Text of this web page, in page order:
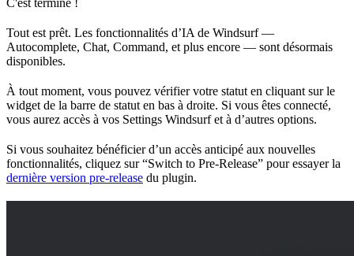
Tout est prêt. Les fonctionnalités d’IA de Windsurf —
Autocomplete, Chat, Command, et plus encore — sont désormais
disponibles.
À tout moment, vous pouvez vérifier votre statut en cliquant sur le
widget de la barre de statut en bas à droite. Si vous êtes connecté,
vous aurez accès à vos Settings Windsurf et à d’autres options.
Si vous souhaitez bénéficier d’un accès anticipé aux nouvelles
fonctionnalités, cliquez sur “Switch to Pre-Release” pour essayer la
dernière version pre-release du plugin.